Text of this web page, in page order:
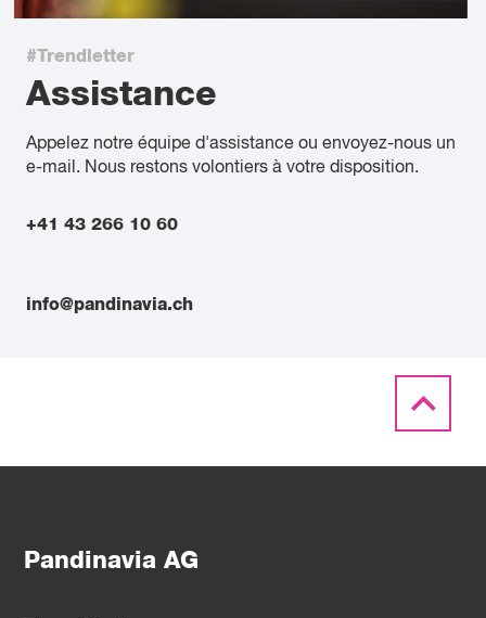
#Trendletter
Assistance
Appelez notre équipe d'assistance ou envoyez-nous un
e-mail. Nous restons volontiers à votre disposition.
+41 43 266 10 60
info@pandinavia.ch
Pandinavia AG